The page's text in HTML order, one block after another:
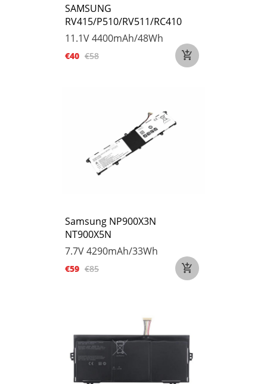
SAMSUNG
RV415/P510/RV511/RC410
11.1V4400mAh/48Wh
€40 €58
Samsung NP900X3N
NT900X5N
7.7V4290mAh/33Wh
€59 €85